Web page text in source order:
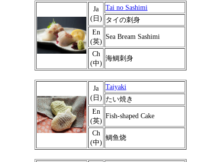
Ja
(日)
Tai no Sashimi
タイの刺身
En
(英)
Sea Bream Sashimi
Ch
(中)
海鲷刺身
Ja
(日)
Taiyaki
たい焼き
En
(英)
Fish-shaped Cake
Ch
(中)
鲷鱼烧